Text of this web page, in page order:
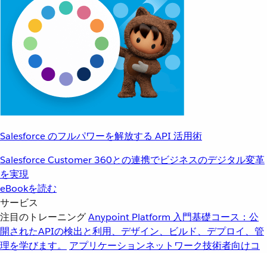
Salesforce のフルパワーを解放する API 活用術
Salesforce Customer 360との連携でビジネスのデジタル変革
を実現
eBookを読む
サービス
注目のトレーニングAnypoint Platform 入門基礎コース：公
開されたAPIの検出と利用、デザイン、ビルド、デプロイ、管
理を学びます。
アプリケーションネットワーク技術者向けコ